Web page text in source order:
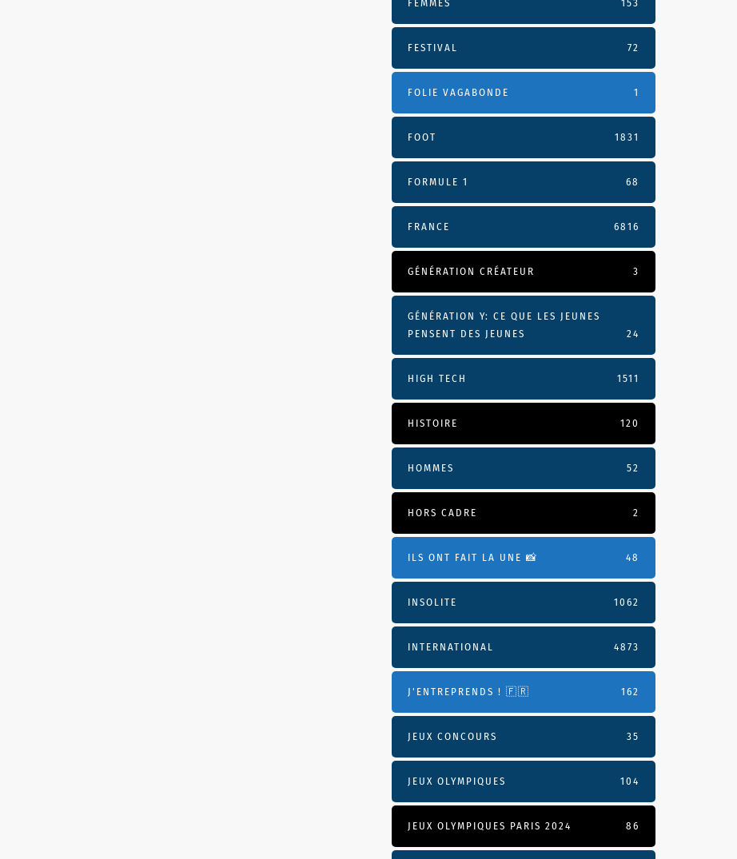
FEMMES 153
FESTIVAL 72
FOLIE VAGABONDE 1
FOOT 1831
FORMULE 1 68
FRANCE 6816
GÉNÉRATION CRÉATEUR 3
GÉNÉRATION Y: CE QUE LES JEUNES
PENSENT DES JEUNES
24
HIGH TECH 1511
HISTOIRE 120
HOMMES 52
HORS CADRE 2
ILS ONT FAIT LA UNE 📸 48
INSOLITE 1062
INTERNATIONAL 4873
J'ENTREPRENDS ! 🇫🇷 162
JEUX CONCOURS 35
JEUX OLYMPIQUES 104
JEUX OLYMPIQUES PARIS 2024 86